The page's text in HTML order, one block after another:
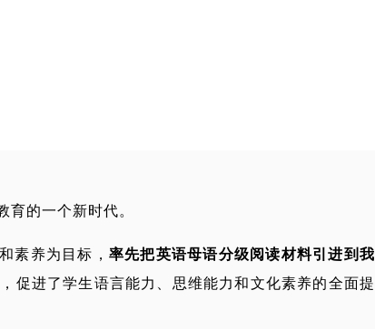
育的一个新时代。
素养为目标， 率先把英语母语分级阅读材料引进到我
促进了学生语言能力、思维能力和文化素养的全面提